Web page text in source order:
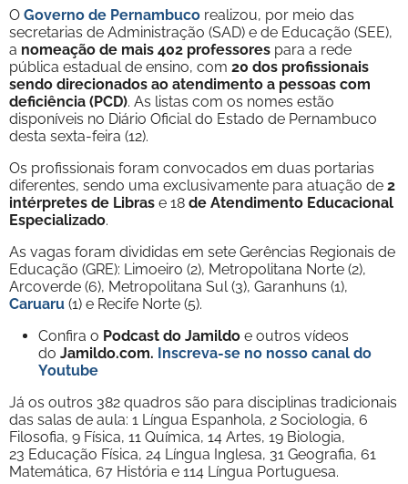
O Governo de Pernambuco realizou, por meio das
secretarias de Administração (SAD) e de Educação (SEE),
a nomeação de mais 402 professores para a rede
pública estadual de ensino, com 20 dos profissionais
sendo direcionados ao atendimento a pessoas com
deficiência (PCD). As listas com os nomes estão
disponíveis no Diário Oficial do Estado de Pernambuco
desta sexta-feira (12).
Os profissionais foram convocados em duas portarias
diferentes, sendo uma exclusivamente para atuação de 2
intérpretes de Libras e 18 de Atendimento Educacional
Especializado.
As vagas foram divididas em sete Gerências Regionais de
Educação (GRE): Limoeiro (2), Metropolitana Norte (2),
Arcoverde (6), Metropolitana Sul (3), Garanhuns (1),
Caruaru (1) e Recife Norte (5).
Confira o Podcast do Jamildo e outros vídeos
do Jamildo.com. Inscreva-se no nosso canal do
Youtube
Já os outros 382 quadros são para disciplinas tradicionais
das salas de aula: 1 Língua Espanhola, 2 Sociologia, 6
Filosofia, 9 Física, 11 Química, 14 Artes, 19 Biologia,
23 Educação Física, 24 Língua Inglesa, 31 Geografia, 61
Matemática, 67 História e 114 Língua Portuguesa.